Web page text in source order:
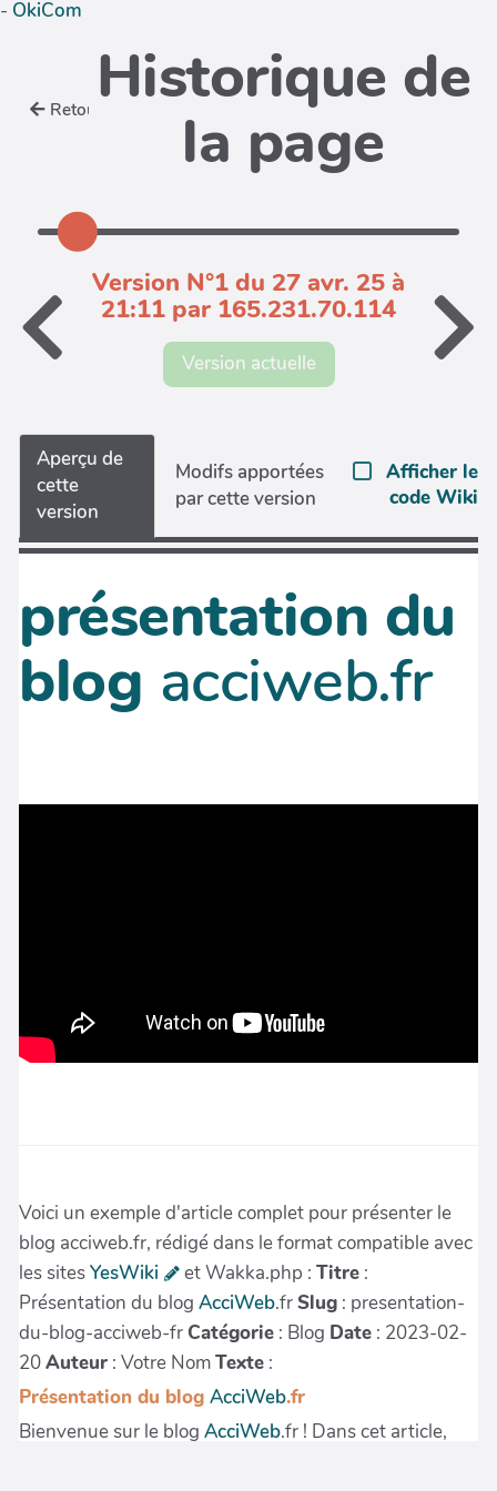
- OkiCom
Retour Historique de
la page
Version N°1 du 27 avr. 25 à
21:11 par 165.231.70.114
Version actuelle
Aperçu de
cette
version
Modifs apportées
par cette version
Afficher le
code Wiki